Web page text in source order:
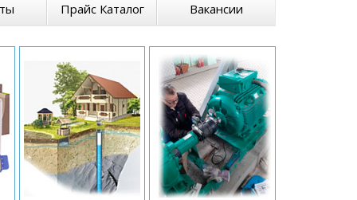
Прайс Каталог Вакансии